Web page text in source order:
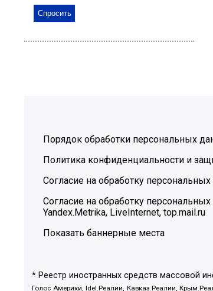
Порядок обработки персональных
Политика конфиденциальности и
Согласие на обработку
Согласие на обработку
Yandex.Metrika, LiveInternet, top.mail.ru
Показать баннерные места
* Реестр иностранных средств массовой
Голос Америки, Idel.Реалии, Кавказ.Реалии,